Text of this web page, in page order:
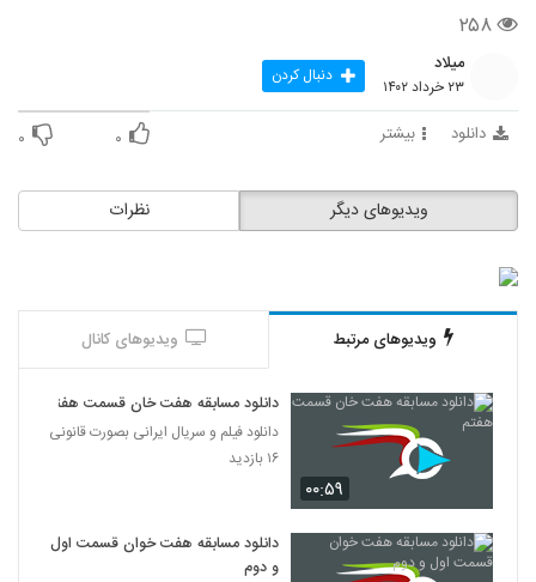
۲۵۸
میلاد
۲۳ خرداد ۱۴۰۲ دنبال کردن
دانلود بیشتر ۰ ۰
نظرات ویدیوهای دیگر
ویدیوهای مرتبط ویدیوهای کانال
۰۰:۵۹
دانلود مسابقه هفت خان قسمت هفتم
دانلود فیلم و سریال ایرانی بصورت قانونی
۱۶ بازدید
دانلود مسابقه هفت خوان قسمت اول
و دوم